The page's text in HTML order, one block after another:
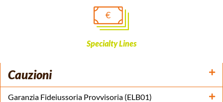
Specialty Lines
Cauzioni
Garanzia Fideiussoria Provvisoria (ELB01)